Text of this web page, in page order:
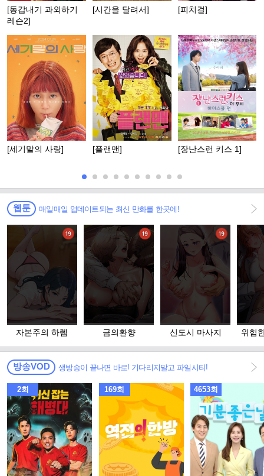
[동갑내기 과외하기
레슨2]
[시간을 달려서] [피치걸]
[세기말의 사랑] [플랜맨] [장난스런 키스 1]
웹툰 매일매일 업데이트되는 최신 만화를 한곳에!
자본주의 하렘 금의환향 신도시 마사지
위험
방송VOD 생방송이 끝나면 바로! 기다리지말고 파일시티!
2회 169회 4653회